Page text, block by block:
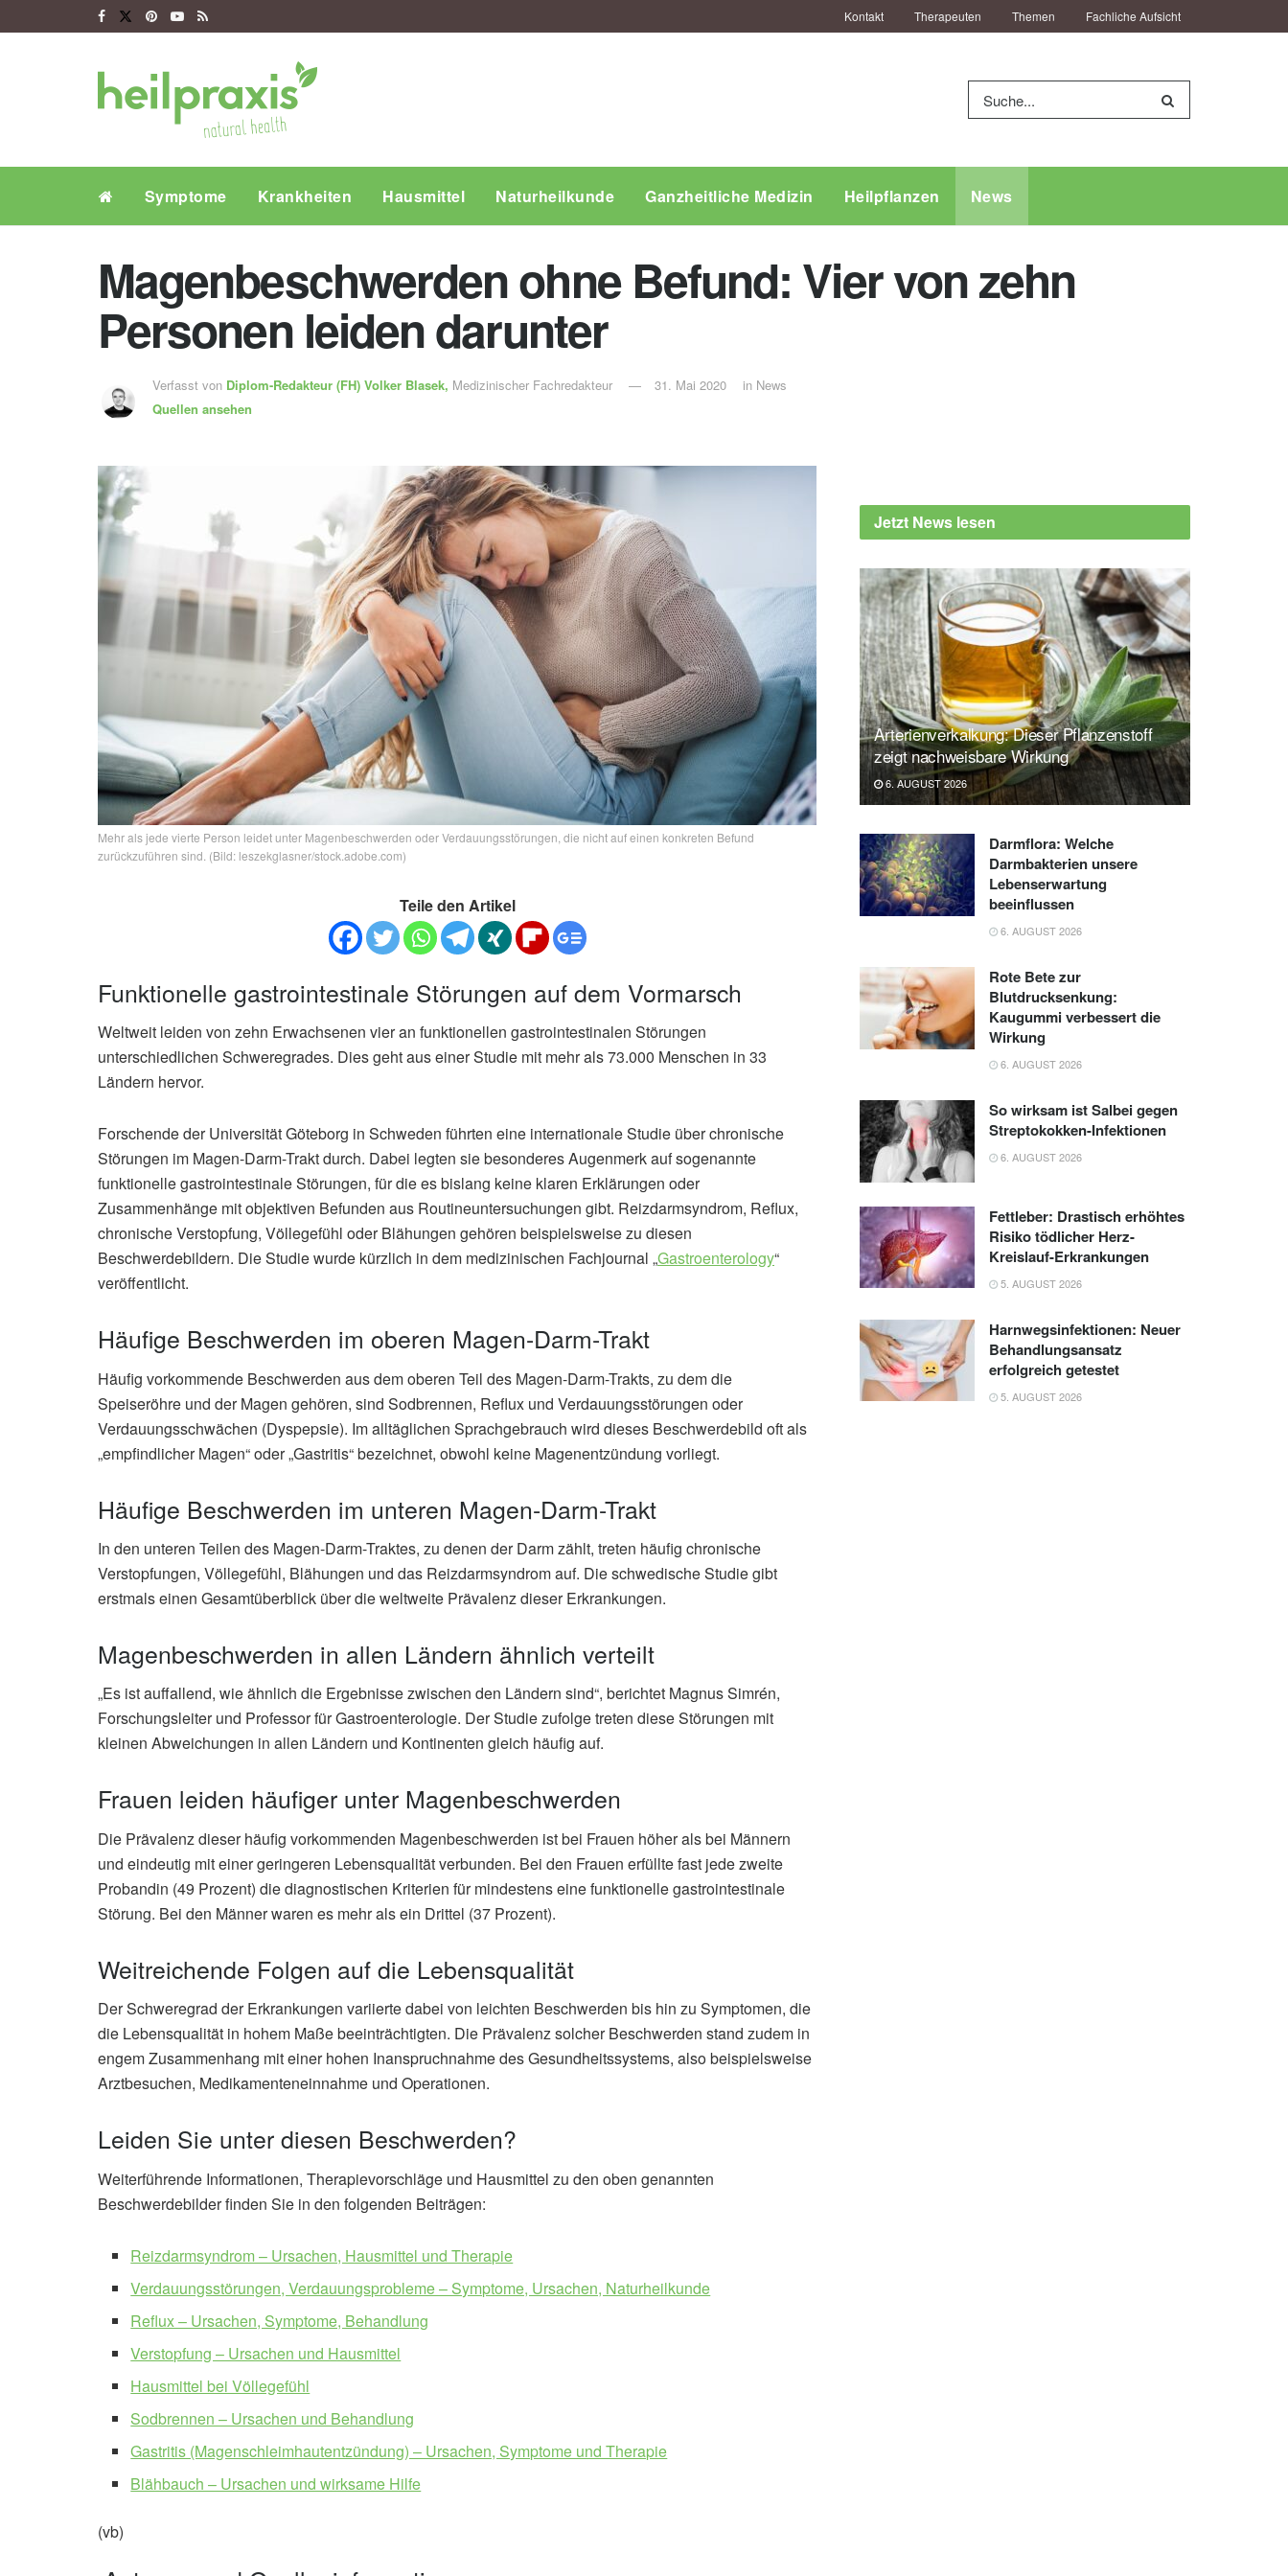
Kontakt Therapeuten Themen Fachliche Aufsicht
Symptome Krankheiten Hausmittel Naturheilkunde Ganzheitliche Medizin Heilpflanzen News
Magenbeschwerden ohne Befund: Vier von zehn
Personen leiden darunter
Verfasst von Diplom-Redakteur (FH) Volker Blasek, Medizinischer Fachredakteur
Quellen ansehen
31. Mai 2020 in News
Mehr als jede vierte Person leidet unter Magenbeschwerden oder Verdauungsstörungen, die nicht auf einen konkreten Befund
zurückzuführen sind. (Bild: leszekglasner/stock.adobe.com)
Teile den Artikel
Funktionelle gastrointestinale Störungen auf dem Vormarsch
Weltweit leiden von zehn Erwachsenen vier an funktionellen gastrointestinalen Störungen
unterschiedlichen Schweregrades. Dies geht aus einer Studie mit mehr als 73.000 Menschen in 33
Ländern hervor.
Forschende der Universität Göteborg in Schweden führten eine internationale Studie über chronische
Störungen im Magen-Darm-Trakt durch. Dabei legten sie besonderes Augenmerk auf sogenannte
funktionelle gastrointestinale Störungen, für die es bislang keine klaren Erklärungen oder
Zusammenhänge mit objektiven Befunden aus Routineuntersuchungen gibt. Reizdarmsyndrom, Reflux,
chronische Verstopfung, Völlegefühl oder Blähungen gehören beispielsweise zu diesen
Beschwerdebildern. Die Studie wurde kürzlich in dem medizinischen Fachjournal „Gastroenterology“
veröffentlicht.
Häufige Beschwerden im oberen Magen-Darm-Trakt
Häufig vorkommende Beschwerden aus dem oberen Teil des Magen-Darm-Trakts, zu dem die
Speiseröhre und der Magen gehören, sind Sodbrennen, Reflux und Verdauungsstörungen oder
Verdauungsschwächen (Dyspepsie). Im alltäglichen Sprachgebrauch wird dieses Beschwerdebild oft als
„empfindlicher Magen“ oder „Gastritis“ bezeichnet, obwohl keine Magenentzündung vorliegt.
Häufige Beschwerden im unteren Magen-Darm-Trakt
In den unteren Teilen des Magen-Darm-Traktes, zu denen der Darm zählt, treten häufig chronische
Verstopfungen, Völlegefühl, Blähungen und das Reizdarmsyndrom auf. Die schwedische Studie gibt
erstmals einen Gesamtüberblick über die weltweite Prävalenz dieser Erkrankungen.
Magenbeschwerden in allen Ländern ähnlich verteilt
„Es ist auffallend, wie ähnlich die Ergebnisse zwischen den Ländern sind“, berichtet Magnus Simrén,
Forschungsleiter und Professor für Gastroenterologie. Der Studie zufolge treten diese Störungen mit
kleinen Abweichungen in allen Ländern und Kontinenten gleich häufig auf.
Frauen leiden häufiger unter Magenbeschwerden
Die Prävalenz dieser häufig vorkommenden Magenbeschwerden ist bei Frauen höher als bei Männern
und eindeutig mit einer geringeren Lebensqualität verbunden. Bei den Frauen erfüllte fast jede zweite
Probandin (49 Prozent) die diagnostischen Kriterien für mindestens eine funktionelle gastrointestinale
Störung. Bei den Männer waren es mehr als ein Drittel (37 Prozent).
Weitreichende Folgen auf die Lebensqualität
Der Schweregrad der Erkrankungen variierte dabei von leichten Beschwerden bis hin zu Symptomen, die
die Lebensqualität in hohem Maße beeinträchtigten. Die Prävalenz solcher Beschwerden stand zudem in
engem Zusammenhang mit einer hohen Inanspruchnahme des Gesundheitssystems, also beispielsweise
Arztbesuchen, Medikamenteneinnahme und Operationen.
Leiden Sie unter diesen Beschwerden?
Weiterführende Informationen, Therapievorschläge und Hausmittel zu den oben genannten
Beschwerdebilder finden Sie in den folgenden Beiträgen:
Reizdarmsyndrom – Ursachen, Hausmittel und Therapie
Verdauungsstörungen, Verdauungsprobleme – Symptome, Ursachen, Naturheilkunde
Reflux – Ursachen, Symptome, Behandlung
Verstopfung – Ursachen und Hausmittel
Hausmittel bei Völlegefühl
Sodbrennen – Ursachen und Behandlung
Gastritis (Magenschleimhautentzündung) – Ursachen, Symptome und Therapie
Blähbauch – Ursachen und wirksame Hilfe
(vb)
Jetzt News lesen
Arterienverkalkung: Dieser Pflanzenstoff
zeigt nachweisbare Wirkung
6. AUGUST 2026
Darmflora: Welche
Darmbakterien unsere
Lebenserwartung
beeinflussen
6. AUGUST 2026
Rote Bete zur
Blutdrucksenkung:
Kaugummi verbessert die
Wirkung
6. AUGUST 2026
So wirksam ist Salbei gegen
Streptokokken-Infektionen
6. AUGUST 2026
Fettleber: Drastisch erhöhtes
Risiko tödlicher Herz-
Kreislauf-Erkrankungen
5. AUGUST 2026
Harnwegsinfektionen: Neuer
Behandlungsansatz
erfolgreich getestet
5. AUGUST 2026